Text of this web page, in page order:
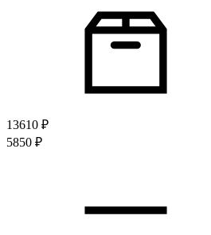
13610 ₽
5850 ₽